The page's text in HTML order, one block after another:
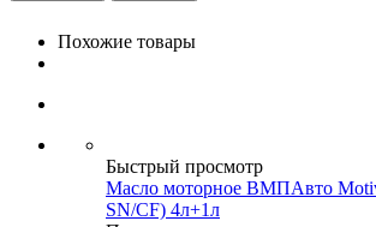
Похожие товары
Быстрый просмотр
Масло моторное ВМПАвто
SN/CF) 4л+1л